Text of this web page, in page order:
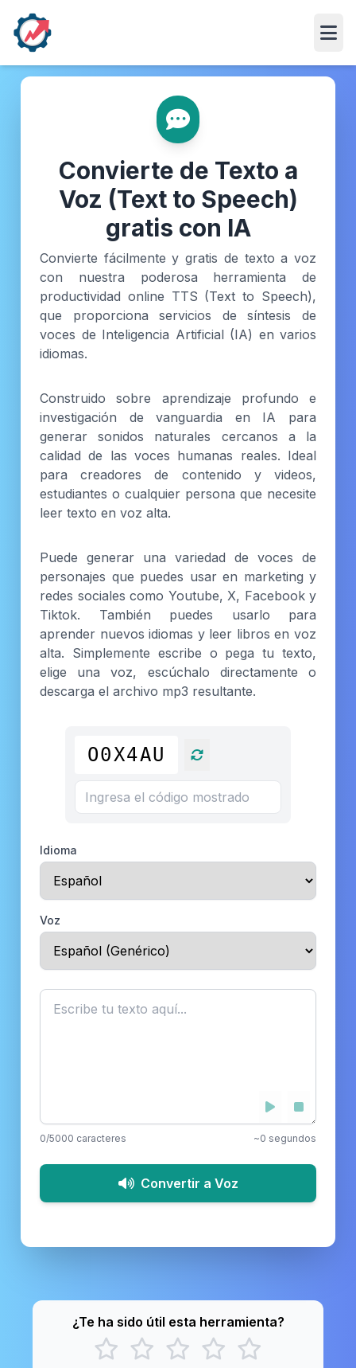
Convierte de Texto a
Voz (Text to Speech)
gratis con IA
Convierte fácilmente y gratis de texto a voz
con nuestra poderosa herramienta de
productividad online TTS (Text to Speech),
que proporciona servicios de síntesis de
voces de Inteligencia Artificial (IA) en varios
idiomas.
Construido sobre aprendizaje profundo e
investigación de vanguardia en IA para
generar sonidos naturales cercanos a la
calidad de las voces humanas reales. Ideal
para creadores de contenido y videos,
estudiantes o cualquier persona que necesite
leer texto en voz alta.
Puede generar una variedad de voces de
personajes que puedes usar en marketing y
redes sociales como Youtube, X, Facebook y
Tiktok. También puedes usarlo para
aprender nuevos idiomas y leer libros en voz
alta. Simplemente escribe o pega tu texto,
elige una voz, escúchalo directamente o
descarga el archivo mp3 resultante.
O0X4AU
Idioma
Voz
Texto a convertir
0/5000 caracteres ~0 segundos
Convertir a Voz
¿Te ha sido útil esta herramienta?